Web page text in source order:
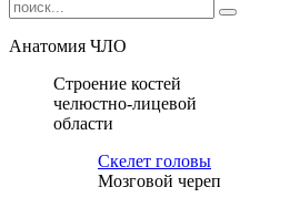
Анатомия ЧЛО
Строение костей
челюстно-лицевой
области
Cкелет головы
Мозговой череп